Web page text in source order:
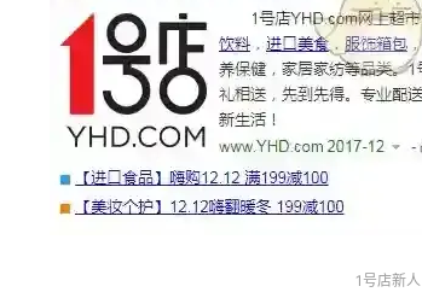
1号店新人